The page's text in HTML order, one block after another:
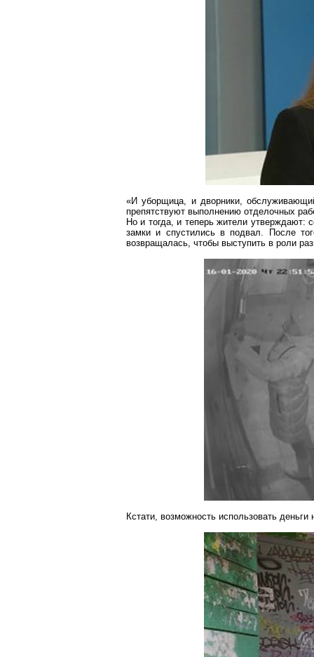
«И уборщица, и дворники,
препятствуют выполнению отделочных
Но и тогда, и теперь жители утверждают:
замки и спустились в подвал. После
возвращалась, чтобы выступить в роли
Кстати, возможность использовать деньги